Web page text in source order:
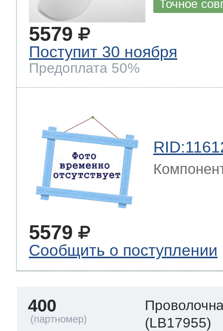
Точное
5579
Поступит 30 ноября
Предоплата 50%
5579
Сообщить о поступлении
400
(LB17955)